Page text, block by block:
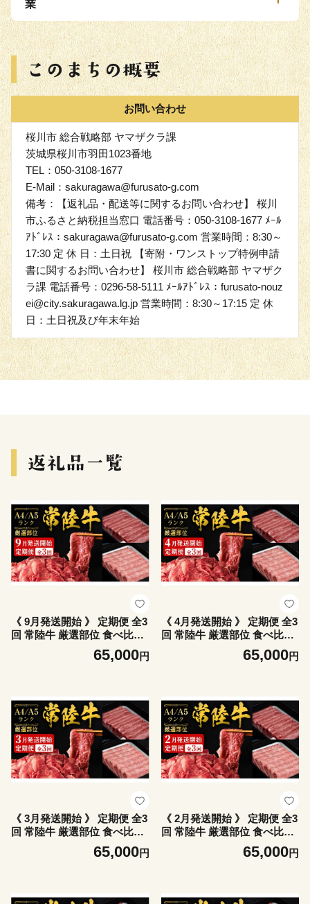
業
お問い合わせ
桜川市 総合戦略部 ヤマザクラ課
茨城県桜川市羽田1023番地
TEL：050-3108-1677
E-Mail：sakuragawa@furusato-g.com
備考：【返礼品・配送等に関するお問い合わせ】 桜川
市ふるさと納税担当窓口 電話番号：050-3108-1677 ﾒｰﾙ
ｱﾄﾞﾚｽ：sakuragawa@furusato-g.com 営業時間：8:30～
17:30 定 休 日：土日祝 【寄附・ワンストップ特例申請
書に関するお問い合わせ】 桜川市 総合戦略部 ヤマザク
ラ課 電話番号：0296-58-5111 ﾒｰﾙｱﾄﾞﾚｽ：furusato-nouz
ei@city.sakuragawa.lg.jp 営業時間：8:30～17:15 定 休
日：土日祝及び年末年始
《 9月発送開始 》 定期便 全3
回 常陸牛 厳選部位 食べ比べ
計2.7kg ( 霜降りスライス 800
g / 切り落とし 1kg / 赤身スラ
き焼き しゃぶしゃぶ 焼肉 国
産 藤井商店 茨城県共通返礼
品 [CD119sa]
65,000円
《 4月発送開始 》 定期便 全3
回 常陸牛 厳選部位 食べ比べ
計2.7kg ( 霜降りスライス 800
g / 切り落とし 1kg / 赤身スラ
き焼き しゃぶしゃぶ 焼肉 国
産 藤井商店 茨城県共通返礼
品 [CD126sa]
65,000円
《 3月発送開始 》 定期便 全3
回 常陸牛 厳選部位 食べ比べ
計2.7kg ( 霜降りスライス 800
g / 切り落とし 1kg / 赤身スラ
き焼き しゃぶしゃぶ 焼肉 国
65,000円
《 2月発送開始 》 定期便 全3
回 常陸牛 厳選部位 食べ比べ
計2.7kg ( 霜降りスライス 800
g / 切り落とし 1kg / 赤身スラ
き焼き しゃぶしゃぶ 焼肉 国
65,000円